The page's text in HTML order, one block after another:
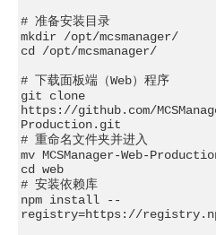
# 准备安装目录
mkdir /opt/mcsmanager/
cd /opt/mcsmanager/
# 下载面板端（Web）程序
git clone
https://github.com/
Production.git
# 重命名文件夹并进入
mv MCSManager-Web-
cd web
# 安装依赖库
npm install --
registry=https://